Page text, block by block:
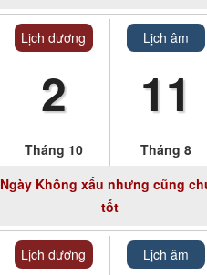
Lịch dương
2
Tháng 10
Lịch âm
11
Tháng 8
NgàyKhông xấu nhưng cũng
tốt
Lịch dương Lịch âm